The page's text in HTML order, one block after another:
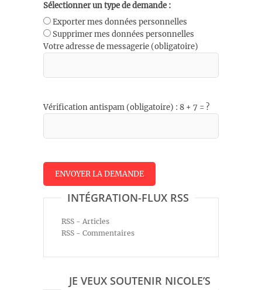
Sélectionner un type de demande :
Exporter mes données personnelles
Supprimer mes données personnelles
Votre adresse de messagerie (obligatoire)
Vérification antispam (obligatoire) : 8 + 7 = ?
INTÉGRATION-FLUX RSS
RSS - Articles
RSS - Commentaires
JE VEUX SOUTENIR NICOLE’S